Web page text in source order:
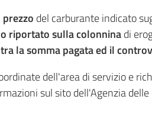
prezzo del carburante indicato
riportato sulla colonninadi
la somma pagata ed il
dell'area di servizio e
sul sito dell'Agenzia